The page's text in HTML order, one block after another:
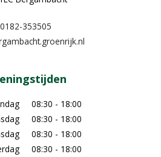
0182-353505
08:30 - 18:00
08:30 - 18:00
08:30 - 18:00
08:30 - 18:00